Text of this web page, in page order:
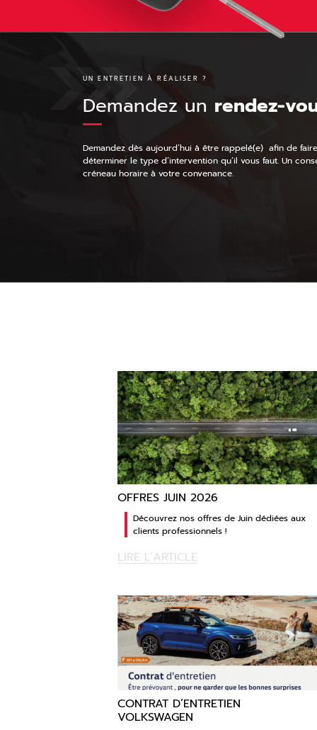
UN ENTRETIEN À RÉALISER ?
Demandez un rendez-
Demandez dès aujourd’hui à être rappelé(e) afin de
déterminer le type d’intervention qu’il vous faut. Un
créneau horaire à votre convenance.
OFFRES JUIN 2026
Découvrez nos offres de Juin dédiées aux
clients professionnels !
LIRE L’ARTICLE
CONTRAT D’ENTRETIEN
VOLKSWAGEN